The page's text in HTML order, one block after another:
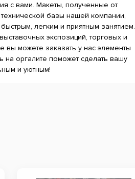
с вами. Макеты, полученные от
базы нашей компании,
легким и приятным занятием.
экспозиций, торговых и
вы можете заказать у нас элементы
оргалите поможет сделать вашу
и уютным!